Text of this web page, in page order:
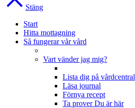
Stäng
Start
Hitta mottagning
Så fungerar vår vård
Vart vänder jag mig?
Lista dig på vårdcentral
Läsa journal
Förnya recept
Ta prover Du är här